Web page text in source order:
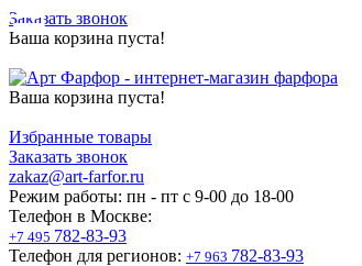
Заказать звонок
Ваша корзина пуста!
Ваша корзина пуста!
Избранные товары
Заказать звонок
zakaz@art-farfor.ru
Режим работы: пн - пт c 9-00 до 18-00
Телефон в Москве:
+7 495 782-83-93
Телефон для регионов: +7 963 782-83-93